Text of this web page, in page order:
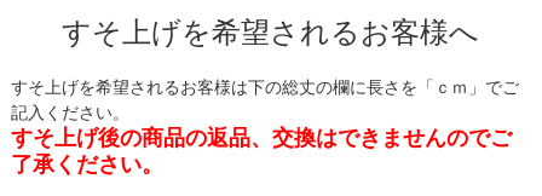
すそ上げを希望されるお客様へ
すそ上げを希望されるお客様は下の総丈の欄に長さを「ｃｍ」でご
記入ください。
すそ上げ後の商品の返品、交換はできませんのでご
了承ください。